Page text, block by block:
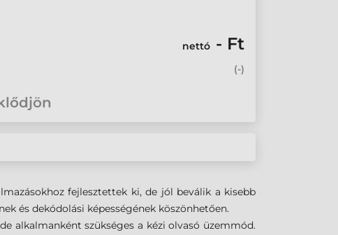
nettó - Ft
(-)
fejlesztettek ki, de jól beválik a kisebb
és dekódolási képességének köszönhetően.
alkalmanként szükséges a kézi olvasó üzemmód.